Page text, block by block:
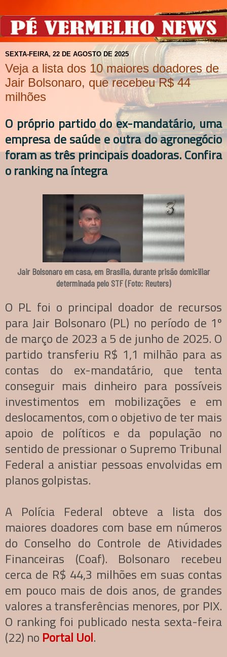
SEXTA-FEIRA, 22 DE AGOSTO DE 2025
Veja a lista dos 10 maiores doadores de
Jair Bolsonaro, que recebeu R$ 44
milhões
O próprio partido do ex-mandatário, uma
empresa de saúde e outra do agronegócio
foram as três principais doadoras. Confira
o ranking na íntegra
Jair Bolsonaro em casa, em Brasília, durante prisão domiciliar
determinada pelo STF (Foto: Reuters)
O PL foi o principal doador de recursos
para Jair Bolsonaro (PL) no período de 1º
de março de 2023 a 5 de junho de 2025. O
partido transferiu R$ 1,1 milhão para as
contas do ex-mandatário, que tenta
conseguir mais dinheiro para possíveis
investimentos em mobilizações e em
deslocamentos, com o objetivo de ter mais
apoio de políticos e da população no
sentido de pressionar o Supremo Tribunal
Federal a anistiar pessoas envolvidas em
planos golpistas.
A Polícia Federal obteve a lista dos
maiores doadores com base em números
do Conselho do Controle de Atividades
Financeiras (Coaf). Bolsonaro recebeu
cerca de R$ 44,3 milhões em suas contas
em pouco mais de dois anos, de grandes
valores a transferências menores, por PIX.
O ranking foi publicado nesta sexta-feira
(22) no Portal Uol.